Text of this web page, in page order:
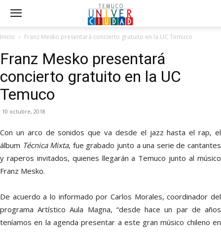
Inicio Franz Mesko presentará concierto gratuito en la UC Temuco
Franz Mesko presentará
concierto gratuito en la UC
Temuco
10 octubre, 2018
Con un arco de sonidos que va desde el jazz hasta el rap, el
álbum Técnica Mixta, fue grabado junto a una serie de cantantes
y raperos invitados, quienes llegarán a Temuco junto al músico
Franz Mesko.
De acuerdo a lo informado por Carlos Morales, coordinador del
programa Artístico Aula Magna, “desde hace un par de años
teníamos en la agenda presentar a este gran músico chileno en